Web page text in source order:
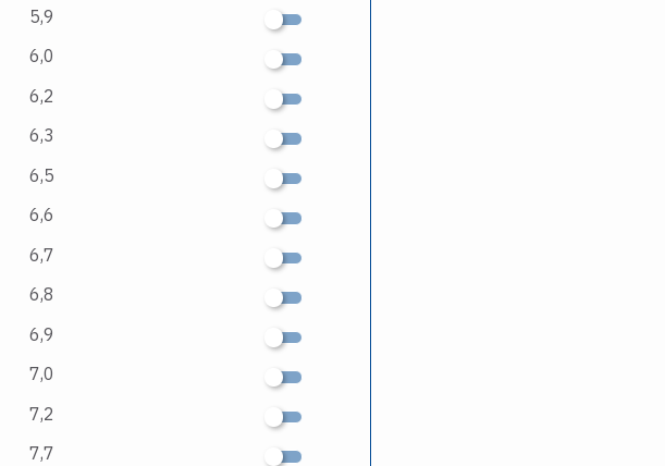
5,9
6,0
6,2
6,3
6,5
6,6
6,7
6,8
6,9
7,0
7,2
7,7